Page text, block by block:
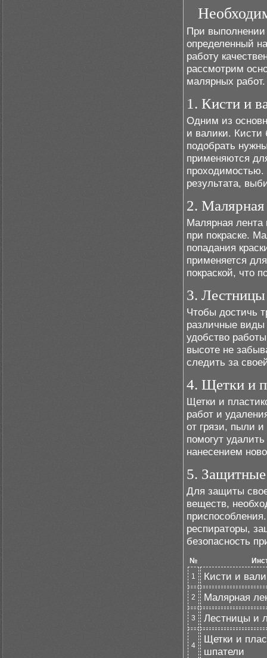
При
определенный
работу
рассмотрим
малярных работ.
1. Кисти и
Одним из
и валики.
подобрать
применяются
проходимостью.
результата,
2. Малярная
Малярная лента
при покраске.
попадания
применяется
покраской, что
3. Лестницы
Чтобы достичь
различные виды
удобство
высоте не
следить за
4. Щетки и
Щетки и
работ и
от грязи, пыли
помогут
нанесением
5.
Для защиты
веществ,
респираторы,
безопасность
№
1
Кисти и
2 Малярная
3 Лестницы и
4
Щетки и
шпатели